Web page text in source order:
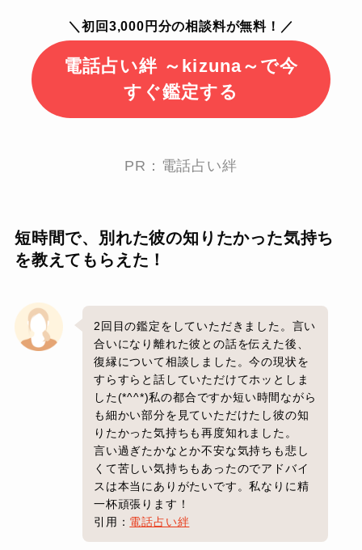
＼初回3,000円分の相談料が無料！／
電話占い絆 ～kizuna～で今
すぐ鑑定する
PR：電話占い絆
短時間で、別れた彼の知りたかった気持ち
を教えてもらえた！
2回目の鑑定をしていただきました。言い
合いになり離れた彼との話を伝えた後、
復縁について相談しました。今の現状を
すらすらと話していただけてホッとしま
した(*^^*)私の都合ですか短い時間ながら
も細かい部分を見ていただけたし彼の知
りたかった気持ちも再度知れました。
言い過ぎたかなとか不安な気持ちも悲し
くて苦しい気持ちもあったのでアドバイ
スは本当にありがたいです。私なりに精
一杯頑張ります！
引用： 電話占い絆